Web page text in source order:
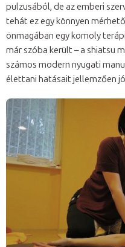
pulzusából, de az emberi
tehát ez egy könnyen
önmagában egy komoly
már szóba került – a shiatsu
számos modern nyugati
élettani hatásait jellemzően